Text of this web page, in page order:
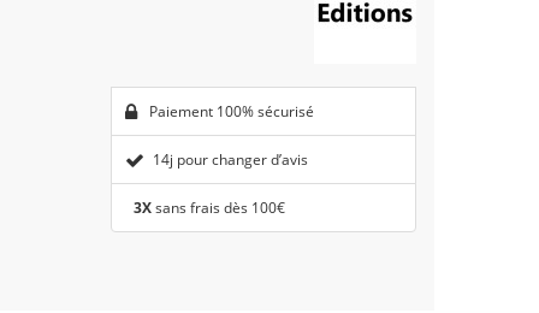
Paiement 100% sécurisé
14j pour changer d’avis
3Xsans frais dès 100€